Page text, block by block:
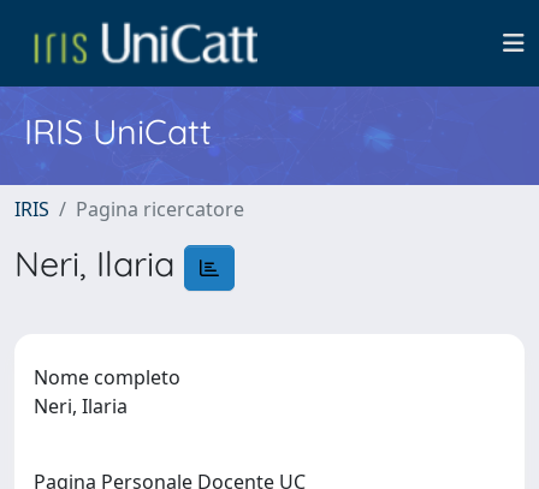
IRIS UniCatt
IRIS Pagina ricercatore
Neri, Ilaria
Nome completo
Neri, Ilaria
Pagina Personale Docente UC